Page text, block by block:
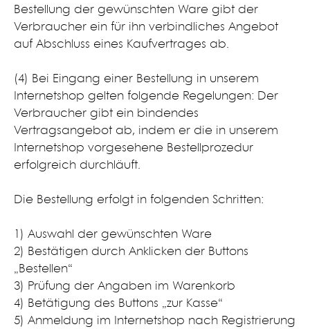
Bestellung der gewünschten Ware gibt der
Verbraucher ein für ihn verbindliches Angebot
auf Abschluss eines Kaufvertrages ab.
(4) Bei Eingang einer Bestellung in unserem
Internetshop gelten folgende Regelungen: Der
Verbraucher gibt ein bindendes
Vertragsangebot ab, indem er die in unserem
Internetshop vorgesehene Bestellprozedur
erfolgreich durchläuft.
Die Bestellung erfolgt in folgenden Schritten:
1) Auswahl der gewünschten Ware
2) Bestätigen durch Anklicken der Buttons
„Bestellen“
3) Prüfung der Angaben im Warenkorb
4) Betätigung des Buttons „zur Kasse“
5) Anmeldung im Internetshop nach Registrierung